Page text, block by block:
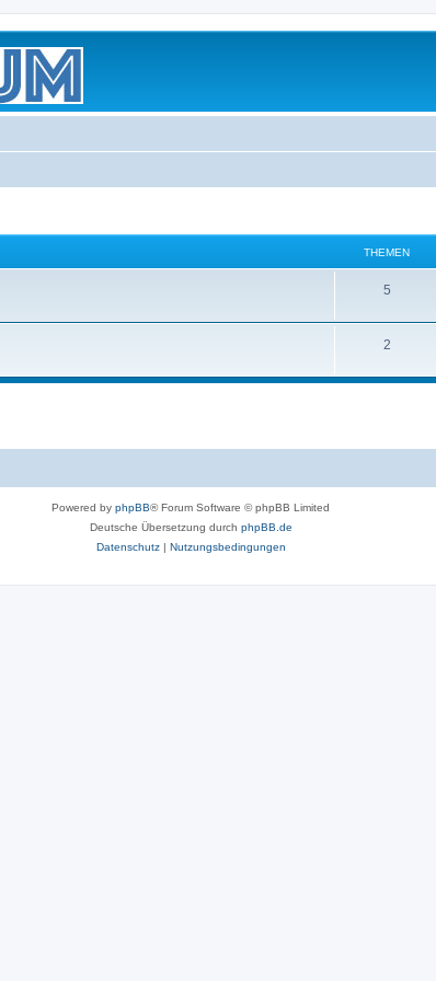
THEMEN
5
2
Powered by phpBB® Forum Software © phpBB Limited
Deutsche Übersetzung durch phpBB.de
Datenschutz| Nutzungsbedingungen